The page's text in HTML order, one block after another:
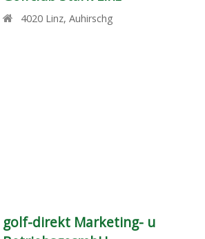
4020 Linz,Auhirschg
golf-direkt Marketing- u